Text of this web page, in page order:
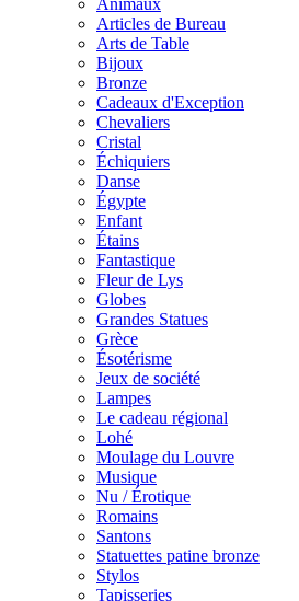
Animaux
Articles de Bureau
Arts de Table
Bijoux
Bronze
Cadeaux d'Exception
Chevaliers
Cristal
Échiquiers
Danse
Égypte
Enfant
Étains
Fantastique
Fleur de Lys
Globes
Grandes Statues
Grèce
Ésotérisme
Jeux de société
Lampes
Le cadeau régional
Lohé
Moulage du Louvre
Musique
Nu / Érotique
Romains
Santons
Statuettes patine bronze
Stylos
Tapisseries